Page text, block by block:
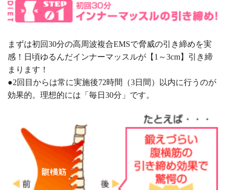
まずは初回30分の高周波複合EMSで脅威の引き締めを実
感！日頃ゆるんだインナーマッスルが【1～3cm】引き締
まります！
●2回目からは常に実施後72時間（3日間）以内に行うのが
効果的。理想的には「毎日30分」です。